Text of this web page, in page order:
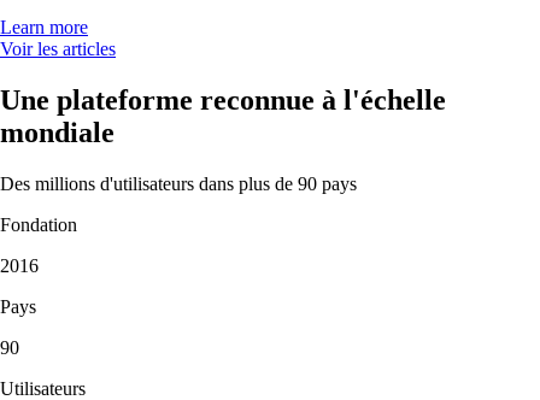
Learn more
Voir les articles
Une plateforme reconnue à l'échelle
mondiale
Des millions d'utilisateurs dans plus de 90 pays
Fondation
2016
Pays
90
Utilisateurs